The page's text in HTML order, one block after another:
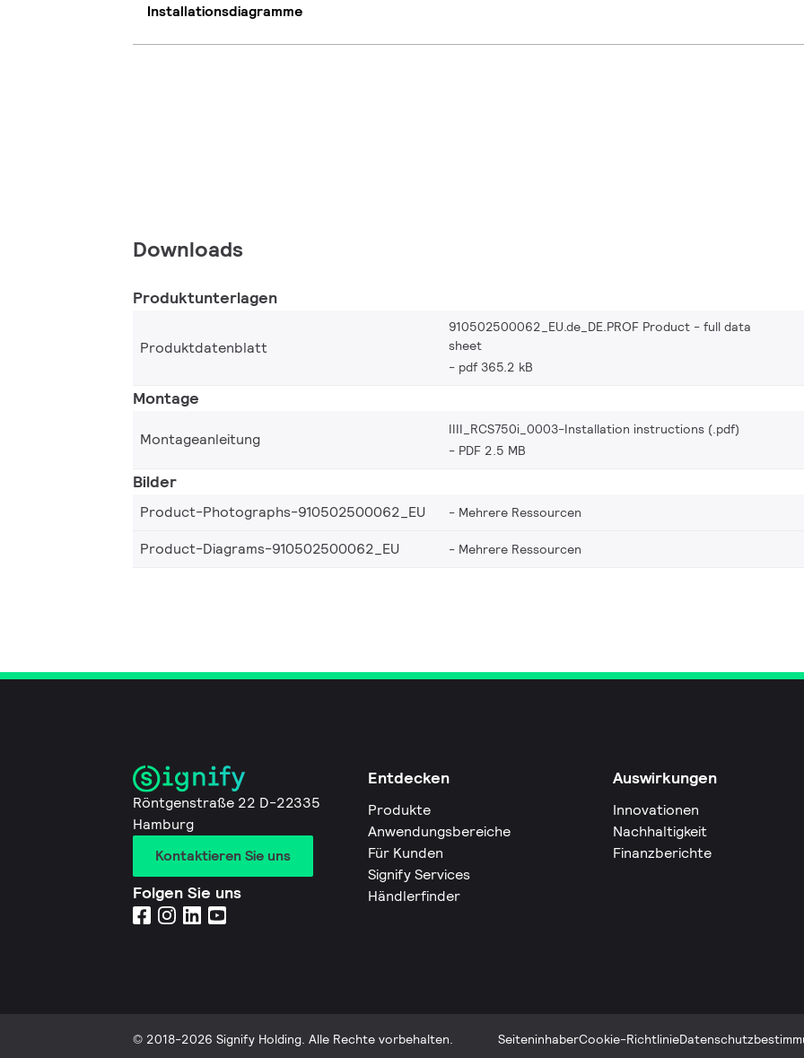
Installationsdiagramme
Downloads
Produktunterlagen
Produktdatenblatt
910502500062_EU.de_DE.PROF Product - full data
sheet
pdf 365.2 kB
Montage
Montageanleitung
IIII_RCS750i_0003-Installation instructions (.pdf)
PDF 2.5 MB
Bilder
Product-Photographs-910502500062_EU Mehrere Ressourcen
Product-Diagrams-910502500062_EU
Mehrere Ressourcen
Röntgenstraße 22 D-22335
Hamburg
Kontaktieren Sie uns
Folgen Sie uns
Entdecken
Produkte
Anwendungsbereiche
Für Kunden
Signify Services
Händlerfinder
Auswirkungen
Innovationen
Nachhaltigkeit
Finanzberichte
© 2018-2026 Signify Holding. Alle Rechte vorbehalten. SeiteninhaberCookie-Richtlinie